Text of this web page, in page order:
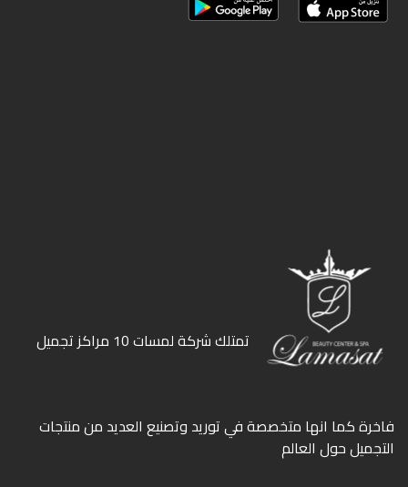
ﺗﻤﺘﻠﻚ ﺷﺮﻛﺔ ﻟﻤﺴﺎت 10 ﻣﺮاﻛﺰ ﺗﺠﻤﻴﻞ
ﻓﺎﺧﺮة كما انها ﻣﺘﺨﺼﺼﺔ ﻓﻲ ﺗﻮرﻳﺪ وﺗﺼﻨﻴﻊ اﻟﻌﺪﻳﺪ ﻣﻦ ﻣﻨﺘﺠﺎت
اﻟﺘﺠﻤﻴﻞ ﺣﻮل اﻟﻌﺎﻟﻢ